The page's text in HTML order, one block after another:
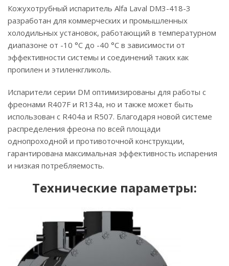
Кожухотрубный испаритель Alfa Laval DM3-418-3
разработан для коммерческих и промышленных
холодильных установок, работающий в температурном
диапазоне от -10 °C до -40 °C в зависимости от
эффективности системы и соединений таких как
пропилен и этиленкгликоль.
Испарители серии DM оптимизированы для работы с
фреонами R407F и R134a, но и также может быть
использован с R404a и R507. Благодаря новой системе
распределения фреона по всей площади
однопроходной и противоточной конструкции,
гарантирована максимальная эффективность испарения
и низкая потребляемость.
Технические параметры: